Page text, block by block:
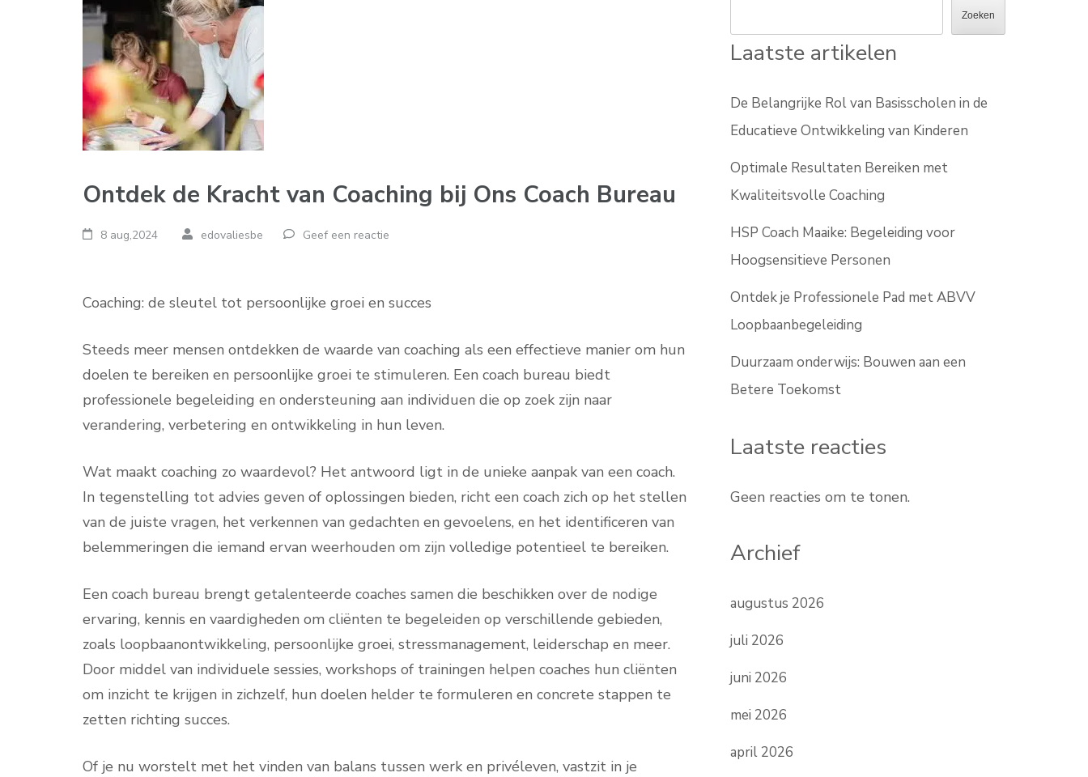
Ontdek de Kracht van Coaching bij Ons Coach Bureau
8 aug,2024 edovaliesbe Geef een reactie
Coaching: de sleutel tot persoonlijke groei en succes
Steeds meer mensen ontdekken de waarde van coaching als een effectieve manier om hun
doelen te bereiken en persoonlijke groei te stimuleren. Een coach bureau biedt
professionele begeleiding en ondersteuning aan individuen die op zoek zijn naar
verandering, verbetering en ontwikkeling in hun leven.
Wat maakt coaching zo waardevol? Het antwoord ligt in de unieke aanpak van een coach.
In tegenstelling tot advies geven of oplossingen bieden, richt een coach zich op het stellen
van de juiste vragen, het verkennen van gedachten en gevoelens, en het identificeren van
belemmeringen die iemand ervan weerhouden om zijn volledige potentieel te bereiken.
Een coach bureau brengt getalenteerde coaches samen die beschikken over de nodige
ervaring, kennis en vaardigheden om cliënten te begeleiden op verschillende gebieden,
zoals loopbaanontwikkeling, persoonlijke groei, stressmanagement, leiderschap en meer.
Door middel van individuele sessies, workshops of trainingen helpen coaches hun cliënten
om inzicht te krijgen in zichzelf, hun doelen helder te formuleren en concrete stappen te
zetten richting succes.
Of je nu worstelt met het vinden van balans tussen werk en privéleven, vastzit in je
Zoeken
Laatste artikelen
De Belangrijke Rol van Basisscholen in de
Educatieve Ontwikkeling van Kinderen
Optimale Resultaten Bereiken met
Kwaliteitsvolle Coaching
HSP Coach Maaike: Begeleiding voor
Hoogsensitieve Personen
Ontdek je Professionele Pad met ABVV
Loopbaanbegeleiding
Duurzaam onderwijs: Bouwen aan een
Betere Toekomst
Laatste reacties
Geen reacties om te tonen.
Archief
augustus 2026
juli 2026
juni 2026
mei 2026
april 2026